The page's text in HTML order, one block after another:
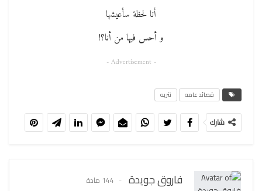
أنا لحظة سأعيشها
و أحس فيها من أنا؟!
- Advertisement -
قصائد عامه نثريه
شارك
فاروق جويدة 144 مادة